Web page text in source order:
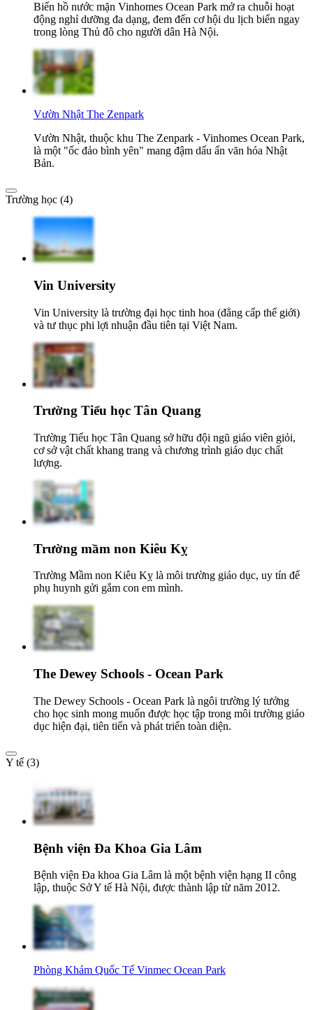
Biển hồ nước mặn Vinhomes Ocean Park mở ra chuỗi hoạt
động nghỉ dưỡng đa dạng, đem đến cơ hội du lịch biển ngay
trong lòng Thủ đô cho người dân Hà Nội.
Vườn Nhật The Zenpark
Vườn Nhật, thuộc khu The Zenpark - Vinhomes Ocean Park,
là một "ốc đảo bình yên" mang đậm dấu ấn văn hóa Nhật
Bản.
Trường học (4)
Vin University
Vin University là trường đại học tinh hoa (đẳng cấp thế giới)
và tư thục phi lợi nhuận đầu tiên tại Việt Nam.
Trường Tiểu học Tân Quang
Trường Tiểu học Tân Quang sở hữu đội ngũ giáo viên giỏi,
cơ sở vật chất khang trang và chương trình giáo dục chất
lượng.
Trường mầm non Kiêu Kỵ
Trường Mầm non Kiêu Kỵ là môi trường giáo dục, uy tín để
phụ huynh gửi gắm con em mình.
The Dewey Schools - Ocean Park
The Dewey Schools - Ocean Park là ngôi trường lý tưởng
cho học sinh mong muốn được học tập trong môi trường giáo
dục hiện đại, tiên tiến và phát triển toàn diện.
Y tế (3)
Bệnh viện Đa Khoa Gia Lâm
Bệnh viện Đa khoa Gia Lâm là một bệnh viện hạng II công
lập, thuộc Sở Y tế Hà Nội, được thành lập từ năm 2012.
Phòng Khám Quốc Tế Vinmec Ocean Park